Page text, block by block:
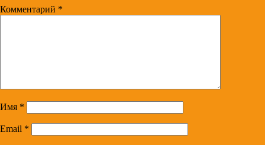
Комментарий *
Имя *
Email *